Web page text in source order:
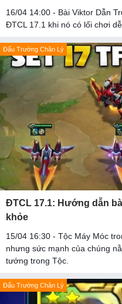
16/04 14:00 - Bài Viktor Dẫn
ĐTCL 17.1 khi nó có lối chơi
Đấu Trường Chân Lý
ĐTCL 17.1: Hướng dẫn
khỏe
15/04 16:30 - Tộc Máy Móc
nhưng sức mạnh của chúng
tướng trong Tộc.
Đấu Trường Chân Lý